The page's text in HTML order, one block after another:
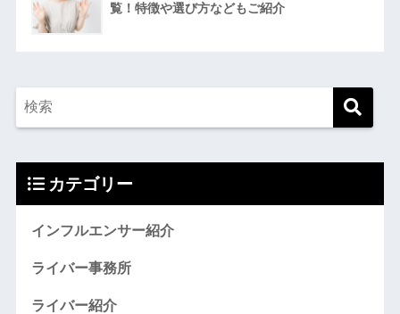
覧！特徴や選び方などもご紹介
カテゴリー
インフルエンサー紹介
ライバー事務所
ライバー紹介